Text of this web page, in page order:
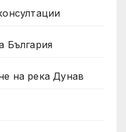
България
на река Дунав